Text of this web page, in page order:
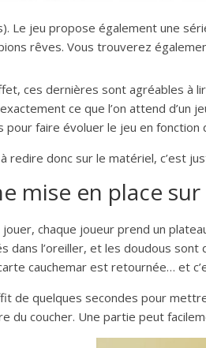
Le jeu propose également une
rêves. Vous trouverez
ces dernières sont agréables à
ce que l’on attend d’un
pour faire évoluer le jeu en fonction
redire donc sur le matériel, c’est
mise en place
jouer, chaque joueur prend un
dans l’oreiller, et les doudous
cauchemar est retournée… et
de quelques secondes pour
du coucher. Une partie peut